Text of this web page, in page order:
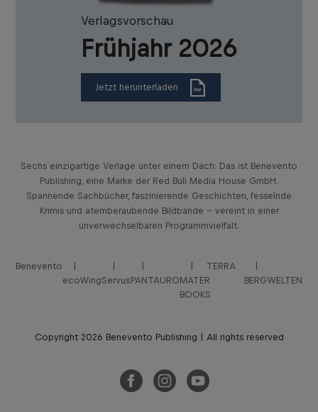
Verlagsvorschau
Frühjahr 2026
Jetzt herunterladen
Sechs einzigartige Verlage unter einem Dach: Das ist Benevento
Publishing, eine Marke der Red Bull Media House GmbH.
Spannende Sachbücher, faszinierende Geschichten, fesselnde
Krimis und atemberaubende Bildbände – vereint in einer
unverwechselbaren Programmvielfalt.
Benevento
ecoWingServusPANTAURO
TERRA
MATER
BOOKS
BERGWELTEN
Copyright 2026 Benevento Publishing | All rights reserved